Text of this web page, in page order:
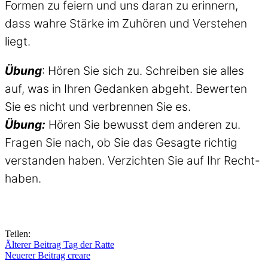
Formen zu feiern und uns daran zu erinnern,
dass wahre Stärke im Zuhören und Verstehen
liegt.
Übung: Hören Sie sich zu. Schreiben sie alles
auf, was in Ihren Gedanken abgeht. Bewerten
Sie es nicht und verbrennen Sie es.
Übung: Hören Sie bewusst dem anderen zu.
Fragen Sie nach, ob Sie das Gesagte richtig
verstanden haben. Verzichten Sie auf Ihr Recht-
haben.
Teilen:
Älterer Beitrag Tag der Ratte
Neuerer Beitrag creare